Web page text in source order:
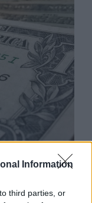
Information
third parties, or
с ЕС е